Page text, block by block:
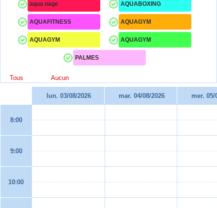
aqua nage AQUABOXING
AQUAFITNESS AQUAGYM
AQUAGYM AQUAGYM
PALMES
Tous Aucun
lun. 03/08/2026 mar. 04/08/2026 mer. 05/
8:00
9:00
10:00